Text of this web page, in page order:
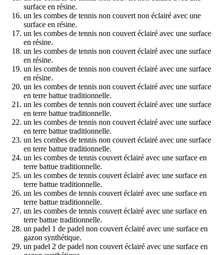
surface en résine.
un les combes de tennis non couvert non éclairé avec une
surface en résine.
un les combes de tennis non couvert éclairé avec une surface
en résine.
un les combes de tennis non couvert éclairé avec une surface
en résine.
un les combes de tennis non couvert éclairé avec une surface
en résine.
un les combes de tennis non couvert éclairé avec une surface
en terre battue traditionnelle.
un les combes de tennis non couvert éclairé avec une surface
en terre battue traditionnelle.
un les combes de tennis non couvert éclairé avec une surface
en terre battue traditionnelle.
un les combes de tennis non couvert éclairé avec une surface
en terre battue traditionnelle.
un les combes de tennis couvert éclairé avec une surface en
terre battue traditionnelle.
un les combes de tennis couvert éclairé avec une surface en
terre battue traditionnelle.
un les combes de tennis couvert éclairé avec une surface en
terre battue traditionnelle.
un les combes de tennis couvert éclairé avec une surface en
terre battue traditionnelle.
un padel 1 de padel non couvert éclairé avec une surface en
gazon synthétique.
un padel 2 de padel non couvert éclairé avec une surface en